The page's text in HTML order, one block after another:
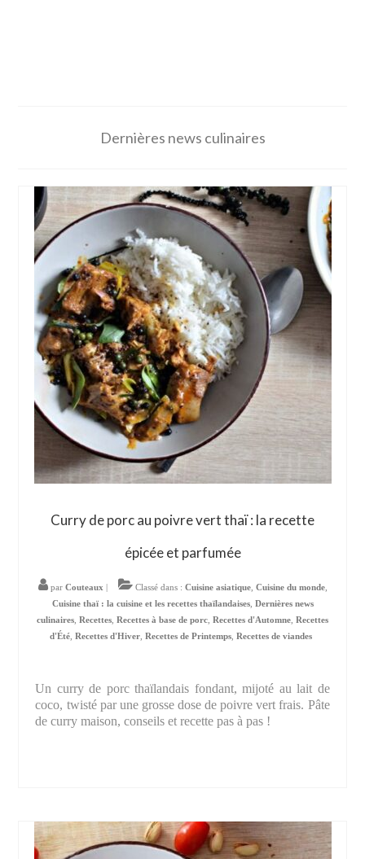
Dernières news culinaires
Curry de porc au poivre vert thaï : la recette
épicée et parfumée
par Couteaux Classé dans : Cuisine asiatique, Cuisine du monde,
Cuisine thaï : la cuisine et les recettes thaïlandaises, Dernières news
culinaires Recettes Recettes à base de porc Recettes d'Automne Recettes
d'Été, Recettes d'Hiver, Recettes de Printemps, Recettes de viandes
Un curry de porc thaïlandais fondant, mijoté au lait de
coco, twisté par une grosse dose de poivre vert frais. Pâte
de curry maison, conseils et recette pas à pas !